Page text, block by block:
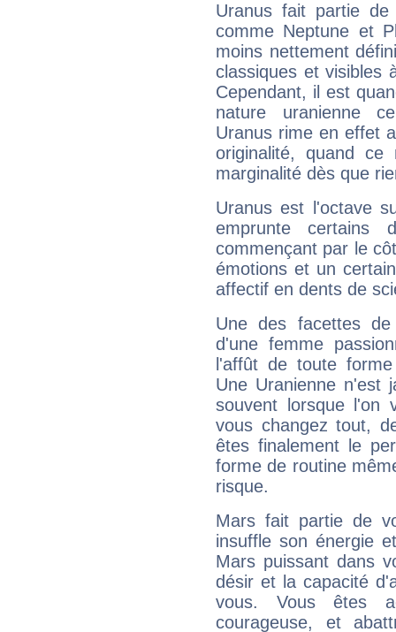
Uranus fait partie
comme Neptune et
moins nettement
classiques et visibles
Cependant, il est
nature uranienne
Uranus rime en effet
originalité, quand ce
marginalité dès que
Uranus est l'octave
emprunte
commençant par le
émotions et un
affectif en dents de
Une des facettes
d'une femme
l'affût de toute
Une Uranienne n'est
souvent lorsque l'on
vous changez tout,
êtes finalement le
forme de routine
risque.
Mars fait partie de
insuffle son énergie
Mars puissant dans
désir et la capacité
vous. Vous êtes
courageuse, et